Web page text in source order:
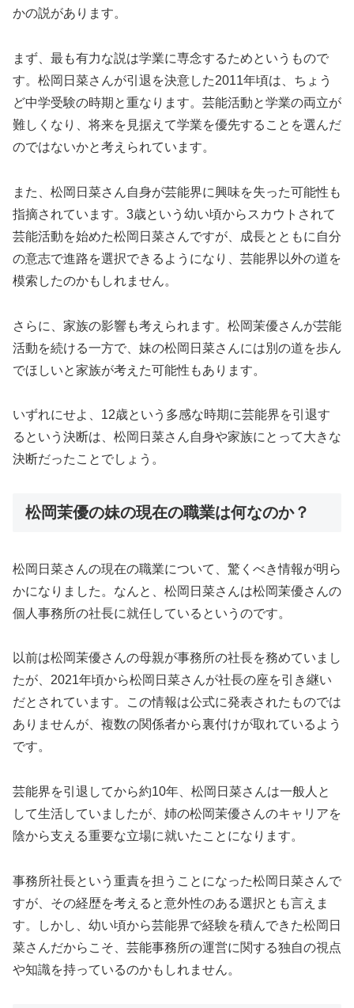
かの説があります。
まず、最も有力な説は学業に専念するためというもので
す。松岡日菜さんが引退を決意した2011年頃は、ちょう
ど中学受験の時期と重なります。芸能活動と学業の両立が
難しくなり、将来を見据えて学業を優先することを選んだ
のではないかと考えられています。
また、松岡日菜さん自身が芸能界に興味を失った可能性も
指摘されています。3歳という幼い頃からスカウトされて
芸能活動を始めた松岡日菜さんですが、成長とともに自分
の意志で進路を選択できるようになり、芸能界以外の道を
模索したのかもしれません。
さらに、家族の影響も考えられます。松岡茉優さんが芸能
活動を続ける一方で、妹の松岡日菜さんには別の道を歩ん
でほしいと家族が考えた可能性もあります。
いずれにせよ、12歳という多感な時期に芸能界を引退す
るという決断は、松岡日菜さん自身や家族にとって大きな
決断だったことでしょう。
松岡茉優の妹の現在の職業は何なのか？
松岡日菜さんの現在の職業について、驚くべき情報が明ら
かになりました。なんと、松岡日菜さんは松岡茉優さんの
個人事務所の社長に就任しているというのです。
以前は松岡茉優さんの母親が事務所の社長を務めていまし
たが、2021年頃から松岡日菜さんが社長の座を引き継い
だとされています。この情報は公式に発表されたものでは
ありませんが、複数の関係者から裏付けが取れているよう
です。
芸能界を引退してから約10年、松岡日菜さんは一般人と
して生活していましたが、姉の松岡茉優さんのキャリアを
陰から支える重要な立場に就いたことになります。
事務所社長という重責を担うことになった松岡日菜さんで
すが、その経歴を考えると意外性のある選択とも言えま
す。しかし、幼い頃から芸能界で経験を積んできた松岡日
菜さんだからこそ、芸能事務所の運営に関する独自の視点
や知識を持っているのかもしれません。